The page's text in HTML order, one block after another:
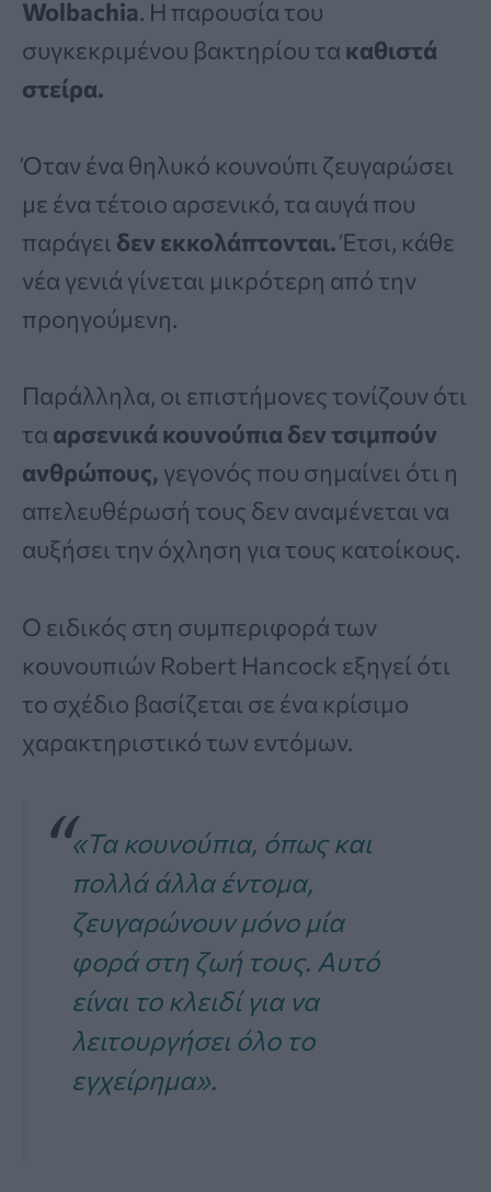
Wolbachia. Η παρουσία του
συγκεκριμένου βακτηρίου τα καθιστά
στείρα.
Όταν ένα θηλυκό κουνούπι ζευγαρώσει
με ένα τέτοιο αρσενικό, τα αυγά που
παράγει δεν εκκολάπτονται.Έτσι, κάθε
νέα γενιά γίνεται μικρότερη από την
προηγούμενη.
Παράλληλα, οι επιστήμονες τονίζουν ότι
τα αρσενικά κουνούπια δεν τσιμπούν
ανθρώπους, γεγονός που σημαίνει ότι η
απελευθέρωσή τους δεν αναμένεται να
αυξήσει την όχληση για τους κατοίκους.
Ο ειδικός στη συμπεριφορά των
κουνουπιών Robert Hancock εξηγεί ότι
το σχέδιο βασίζεται σε ένα κρίσιμο
χαρακτηριστικό των εντόμων.
«Τα κουνούπια, όπως και
πολλά άλλα έντομα,
ζευγαρώνουν μόνο μία
φορά στη ζωή τους. Αυτό
είναι το κλειδί για να
λειτουργήσει όλο το
εγχείρημα».